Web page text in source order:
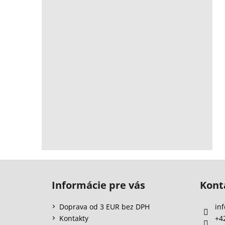
Informácie pre vás
Doprava od 3 EUR bez DPH
Kontakty